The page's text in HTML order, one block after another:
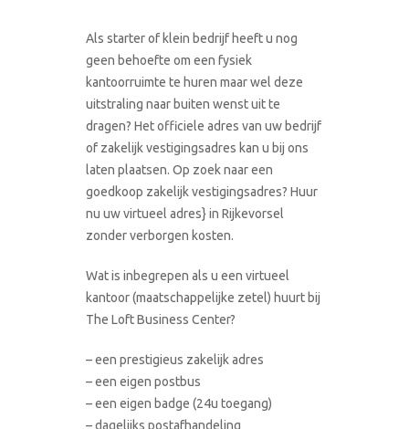
Als starter of klein bedrijf heeft u nog
geen behoefte om een fysiek
kantoorruimte te huren maar wel deze
uitstraling naar buiten wenst uit te
dragen? Het officiele adres van uw bedrijf
of zakelijk vestigingsadres kan u bij ons
laten plaatsen. Op zoek naar een
goedkoop zakelijk vestigingsadres? Huur
nu uw virtueel adres} in Rijkevorsel
zonder verborgen kosten.
Wat is inbegrepen als u een virtueel
kantoor (maatschappelijke zetel) huurt bij
The Loft Business Center?
– een prestigieus zakelijk adres
– een eigen postbus
– een eigen badge (24u toegang)
– dagelijks postafhandeling